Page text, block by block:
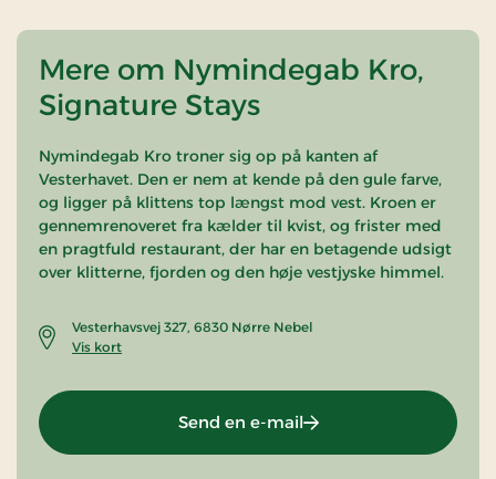
Mere om Nymindegab Kro,
Signature Stays
Nymindegab Kro troner sig op på kanten af
Vesterhavet. Den er nem at kende på den gule farve,
og ligger på klittens top længst mod vest. Kroen er
gennemrenoveret fra kælder til kvist, og frister med
en pragtfuld restaurant, der har en betagende udsigt
over klitterne, fjorden og den høje vestjyske himmel.
Vesterhavsvej 327, 6830 Nørre Nebel
Vis kort
Send en e-mail